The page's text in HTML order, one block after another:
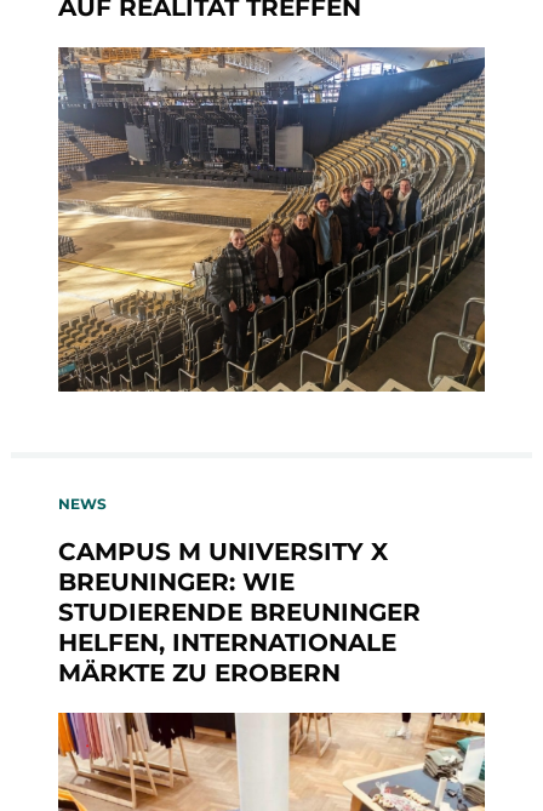
AUF REALITÄT TREFFEN
NEWS
CAMPUS M UNIVERSITY X
BREUNINGER: WIE
STUDIERENDE BREUNINGER
HELFEN, INTERNATIONALE
MÄRKTE ZU EROBERN